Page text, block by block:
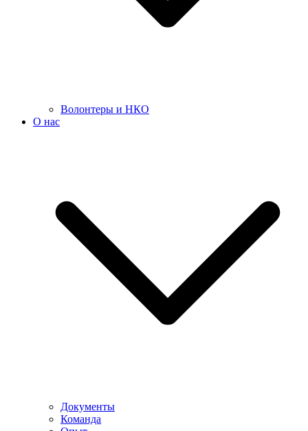
Волонтеры и НКО
О нас
Документы
Команда